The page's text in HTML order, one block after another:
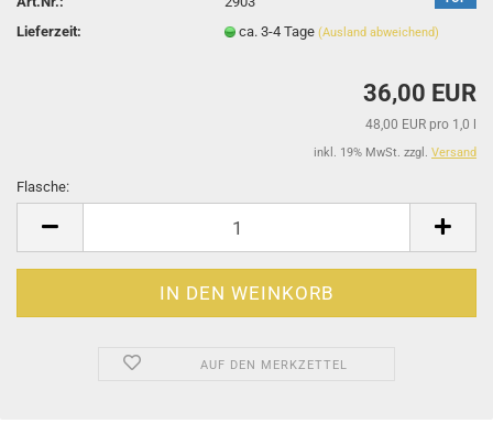
Lieferzeit:
ca. 3-4 Tage(Ausland abweichend)
36,00 EUR
48,00 EUR pro 1,0 l
inkl. 19% MwSt. zzgl. Versand
Flasche:
AUF DEN MERKZETTEL